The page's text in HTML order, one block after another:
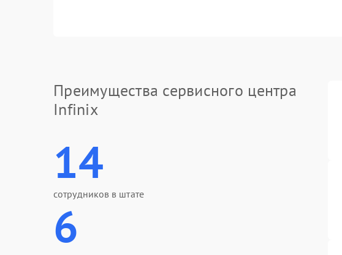
Преимущества сервисного центра
Infinix
14
сотрудников в штате
6